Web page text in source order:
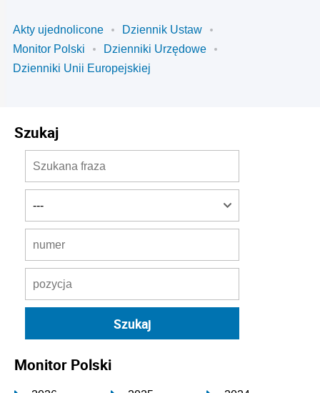
Akty ujednolicone
Dziennik Ustaw
Monitor Polski
Dzienniki Urzędowe
Dzienniki Unii Europejskiej
Szukaj
Monitor Polski